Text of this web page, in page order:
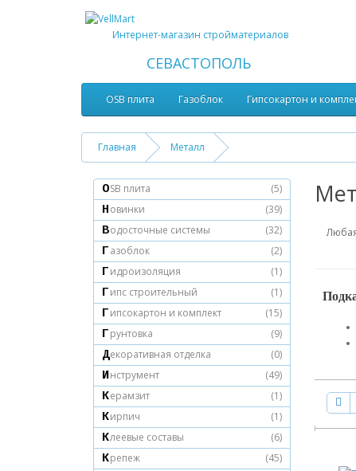
Интернет-магазин стройматериалов
СЕВАСТОПОЛЬ
OSB плита Газоблок Гипсокартон и
Главная Металл
OSB плита
(5)
Новинки
(39)
Водосточные системы
(32)
Газоблок
(2)
Гидроизоляция
(1)
Гипс строительный
(1)
Гипсокартон и комплект
(15)
Грунтовка
(9)
Декоративная отделка
(0)
Инструмент
(49)
Керамзит
(1)
Кирпич
(1)
Клеевые составы
(6)
Крепеж
(45)